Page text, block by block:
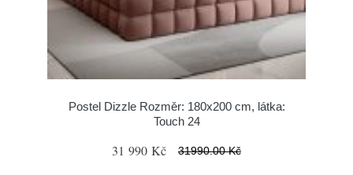
Postel Dizzle Rozměr: 180x200 cm, látka:
Touch 24
31 990 Kč 31990.00 Kč